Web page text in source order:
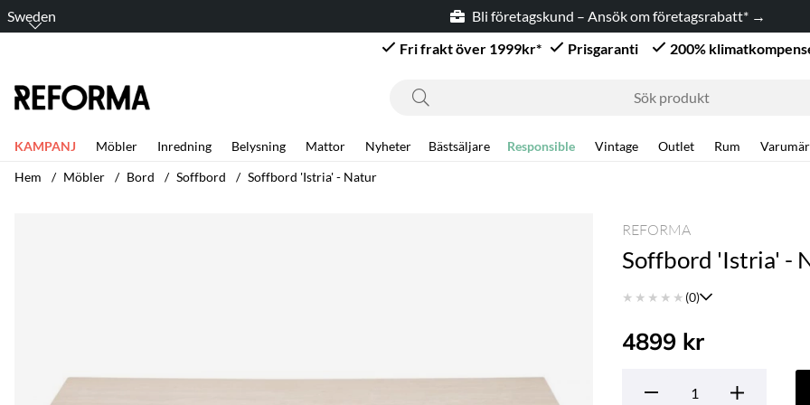
Sweden
Bli företagskund – Ansök om företagsrabatt* →
Fri frakt över 1999kr*
Prisgaranti 200%
KAMPANJ Möbler Inredning Belysning Mattor Nyheter Bästsäljare Responsible Vintage Outlet Rum
Hem
Möbler Bord Soffbord Soffbord 'Istria' - Natur
REFORMA
Soffbord 'Istria' -
★ ★ ★ ★ ★ (0)
4899 kr